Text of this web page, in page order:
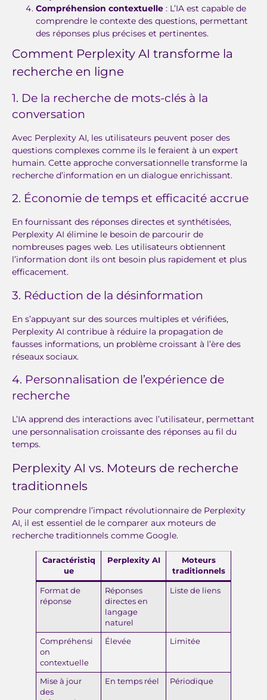
Compréhension contextuelle : L’IA est capable de
comprendre le contexte des questions, permettant
des réponses plus précises et pertinentes.
Comment Perplexity AI transforme la
recherche en ligne
1. De la recherche de mots-clés à la
conversation
Avec Perplexity AI, les utilisateurs peuvent poser des
questions complexes comme ils le feraient à un expert
humain. Cette approche conversationnelle transforme la
recherche d’information en un dialogue enrichissant.
2. Économie de temps et efficacité accrue
En fournissant des réponses directes et synthétisées,
Perplexity AI élimine le besoin de parcourir de
nombreuses pages web. Les utilisateurs obtiennent
l’information dont ils ont besoin plus rapidement et plus
efficacement.
3. Réduction de la désinformation
En s’appuyant sur des sources multiples et vérifiées,
Perplexity AI contribue à réduire la propagation de
fausses informations, un problème croissant à l’ère des
réseaux sociaux.
4. Personnalisation de l’expérience de
recherche
L’IA apprend des interactions avec l’utilisateur, permettant
une personnalisation croissante des réponses au fil du
temps.
Perplexity AI vs. Moteurs de recherche
traditionnels
Pour comprendre l’impact révolutionnaire de Perplexity
AI, il est essentiel de le comparer aux moteurs de
recherche traditionnels comme Google.
Caractéristiq
ue
Perplexity AI
Moteurs
traditionnels
Format de
réponse
Réponses
directes en
langage
naturel
Liste de liens
Compréhensi
on
contextuelle
Élevée Limitée
Mise à jour
des
En temps réel Périodique